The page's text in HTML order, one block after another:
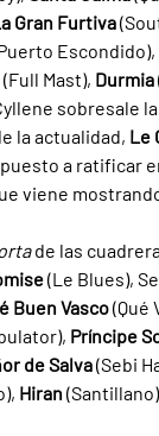
Gran Furtiva
Escondido),
(Full Mast), Durmia
sobresale
la actualidad, Le
a ratificar
viene
de las
(Le Blues),
Buen Vasco (Qué
Príncipe
de Salva (Sebi
Hiran